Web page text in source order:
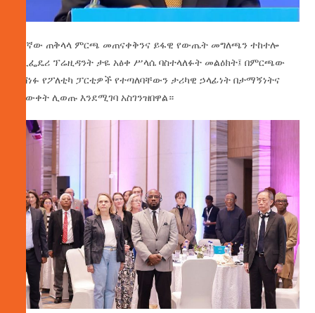
የ7ኛው ጠቅላላ ምርጫ መጠናቀቅንና ይፋዊ የውጤት መግለጫን ተከተሎ
የኢፌዴሪ ፕሬዚዳንት ታዬ አፅቀ ሥላሴ ባስተላለፉት መልዕክት፤ በምርጫው
ያሸነፉ የፖለቲካ ፓርቲዎች የተጣለባቸውን ታሪካዊ ኃላፊነት በታማኝነትና
በዕውቀት ሊወጡ እንደሚገባ አስገንዝበዋል።